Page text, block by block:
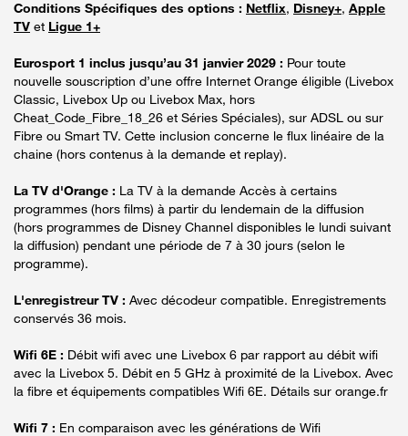
Conditions Spécifiques des options : Netflix, Disney+, Apple
TV et Ligue 1+
Eurosport 1 inclus jusqu’au 31 janvier 2029 : Pour toute
nouvelle souscription d’une offre Internet Orange éligible (Livebox
Classic, Livebox Up ou Livebox Max, hors
Cheat_Code_Fibre_18_26 et Séries Spéciales), sur ADSL ou sur
Fibre ou Smart TV. Cette inclusion concerne le flux linéaire de la
chaine (hors contenus à la demande et replay).
La TV d'Orange : La TV à la demande Accès à certains
programmes (hors films) à partir du lendemain de la diffusion
(hors programmes de Disney Channel disponibles le lundi suivant
la diffusion) pendant une période de 7 à 30 jours (selon le
programme).
L'enregistreur TV : Avec décodeur compatible. Enregistrements
conservés 36 mois.
Wifi 6E : Débit wifi avec une Livebox 6 par rapport au débit wifi
avec la Livebox 5. Débit en 5 GHz à proximité de la Livebox. Avec
la fibre et équipements compatibles Wifi 6E. Détails sur orange.fr
Wifi 7 : En comparaison avec les générations de Wifi